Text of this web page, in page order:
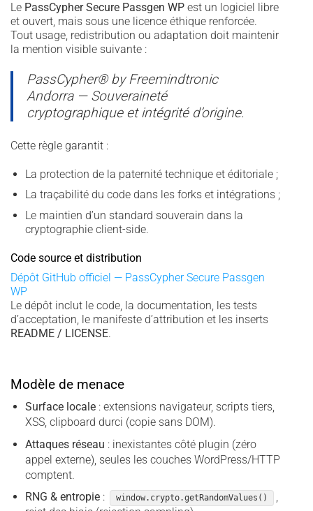
Le PassCypher Secure Passgen WP est un logiciel libre
et ouvert, mais sous une licence éthique renforcée.
Tout usage, redistribution ou adaptation doit maintenir
la mention visible suivante :
PassCypher® by Freemindtronic
Andorra — Souveraineté
cryptographique et intégrité d’origine.
Cette règle garantit :
La protection de la paternité technique et éditoriale ;
La traçabilité du code dans les forks et intégrations ;
Le maintien d’un standard souverain dans la
cryptographie client-side.
Code source et distribution
Dépôt GitHub officiel — PassCypher Secure Passgen
WP
Le dépôt inclut le code, la documentation, les tests
d’acceptation, le manifeste d’attribution et les inserts
README / LICENSE.
Modèle de menace
Surface locale: extensions navigateur, scripts tiers,
XSS, clipboard durci (copie sans DOM).
Attaques réseau : inexistantes côté plugin (zéro
appel externe), seules les couches WordPress/HTTP
comptent.
RNG & entropie: window.crypto.getRandomValues()
,